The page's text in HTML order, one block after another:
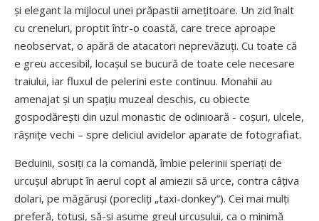
și elegant la mijlocul unei prăpastii amețitoare. Un zid înalt
cu creneluri, proptit într-o coastă, care trece aproape
neobservat, o apără de atacatori neprevăzuți. Cu toate că
e greu accesibil, locașul se bucură de toate cele necesare
traiului, iar fluxul de pelerini este continuu. Monahii au
amenajat și un spațiu muzeal deschis, cu obiecte
gospodărești din uzul monastic de odinioară - coșuri, ulcele,
râșnițe vechi – spre deliciul avidelor aparate de fotografiat.
Beduinii, sosiți ca la comandă, îmbie pelerinii speriați de
urcușul abrupt în aerul copt al amiezii să urce, contra câțiva
dolari, pe măgăruși (porecliți „taxi-donkey”). Cei mai mulți
preferă, totuși, să-și asume greul urcușului, ca o minimă